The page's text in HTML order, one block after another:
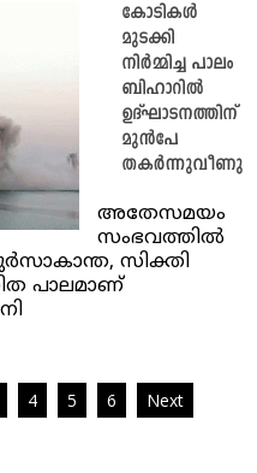
കോടികൾ
മുടക്കി
നിർമ്മിച്ച പാലം
ബിഹാറിൽ
ഉദ്ഘാടനത്തിന്
മുൻപേ
തകർന്നുവീണു
അതേസമയം
സംഭവത്തിൽ
സിക്തി
പാലമാണ്
4 5 6 Next